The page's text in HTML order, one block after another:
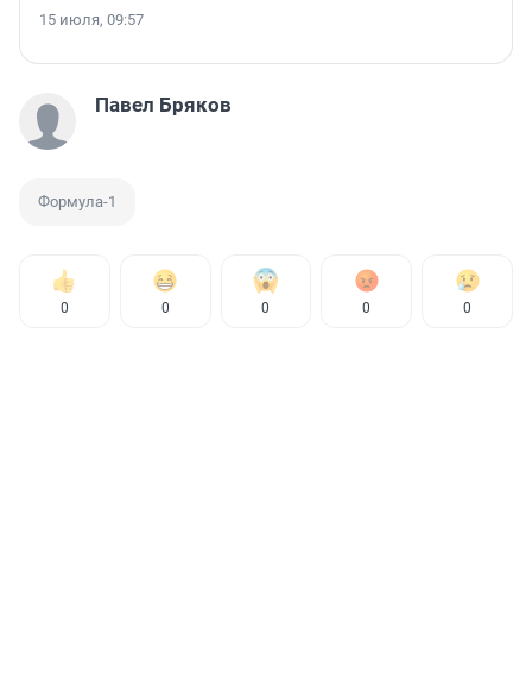
15 июля, 09:57
Павел Бряков
Формула-1
0 0 0 0 0